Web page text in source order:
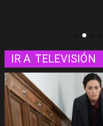
IR A TELEVISIÓN